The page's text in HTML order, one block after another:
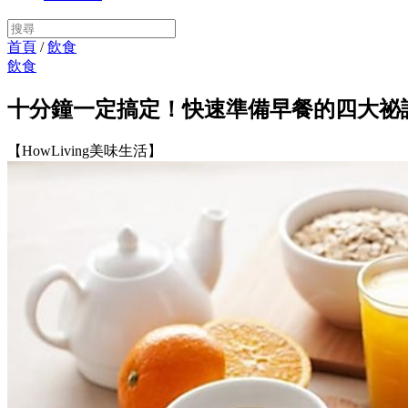
首頁 /飲食
飲食
十分鐘一定搞定！快速準備早餐的四大祕
【HowLiving美味生活】